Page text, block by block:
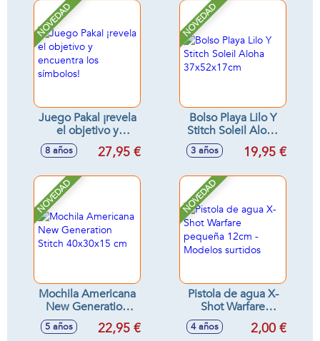
NOVEDAD
Juego Pakal ¡revela
el objetivo y
encuentra los
símbolos!
8 años 27,95 €
NOVEDAD
Bolso Playa Lilo Y
Stitch Soleil Aloha
37x52x17cm
3 años 19,95 €
NOVEDAD
Mochila Americana
New Generation
Stitch 40x30x15 cm
5 años 22,95 €
NOVEDAD
Pistola de agua X-
Shot Warfare
pequeña 12cm -
Modelos surtidos
4 años 2,00 €